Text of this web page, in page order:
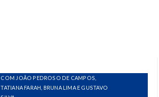
COM JOÃO PEDROSO DE CAMPOS,
TATIANA FARAH, BRUNA LIMA E GUSTAVO